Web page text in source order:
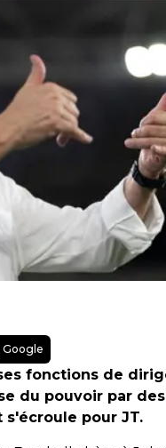
fonctions de
du pouvoir par des
s'écroule pour JT.